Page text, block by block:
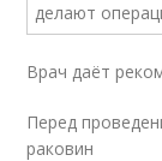
Врач даёт
Перед
раковин